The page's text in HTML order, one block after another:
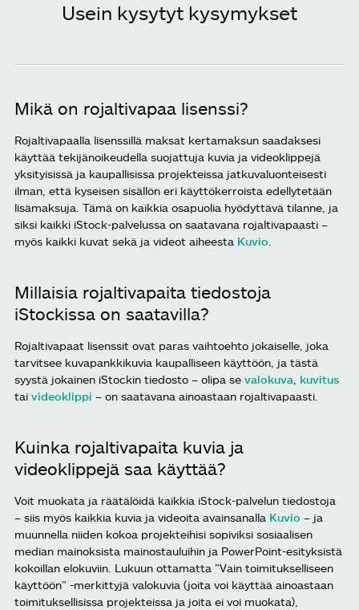
Usein kysytyt kysymykset
Mikä on rojaltivapaa lisenssi?
Rojaltivapaalla lisenssillä maksat kertamaksun saadaksesi
käyttää tekijänoikeudella suojattuja kuvia ja videoklippejä
yksityisissä ja kaupallisissa projekteissa jatkuvaluonteisesti
ilman, että kyseisen sisällön eri käyttökerroista edellytetään
lisämaksuja. Tämä on kaikkia osapuolia hyödyttävä tilanne, ja
siksi kaikki iStock-palvelussa on saatavana rojaltivapaasti –
myös kaikki kuvat sekä ja videot aiheesta Kuvio
Millaisia rojaltivapaita tiedostoja
iStockissa on saatavilla?
Rojaltivapaat lisenssit ovat paras vaihtoehto jokaiselle, joka
tarvitsee kuvapankkikuvia kaupalliseen käyttöön, ja tästä
syystä jokainen iStockin tiedosto – olipa se valokuva kuvitus
tai videoklippi – on saatavana ainoastaan rojaltivapaasti.
Kuinka rojaltivapaita kuvia ja
videoklippejä saa käyttää?
Voit muokata ja räätälöidä kaikkia iStock-palvelun tiedostoja
– siis myös kaikkia kuvia ja videoita avainsanalla Kuvio – ja
muunnella niiden kokoa projekteihisi sopiviksi sosiaalisen
median mainoksista mainostauluihin ja PowerPoint-esityksistä
kokoillan elokuviin. Lukuun ottamatta ”Vain toimitukselliseen
käyttöön” -merkittyjä valokuvia (joita voi käyttää ainoastaan
toimituksellisissa projekteissa ja joita ei voi muokata),